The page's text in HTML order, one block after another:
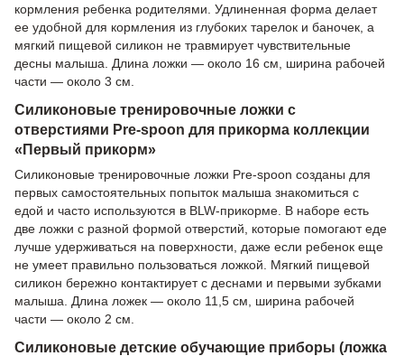
кормления ребенка родителями. Удлиненная форма делает
ее удобной для кормления из глубоких тарелок и баночек, а
мягкий пищевой силикон не травмирует чувствительные
десны малыша. Длина ложки — около 16 см, ширина рабочей
части — около 3 см.
Силиконовые тренировочные ложки с
отверстиями Pre-spoon для прикорма коллекции
«Первый прикорм»
Силиконовые тренировочные ложки Pre-spoon созданы для
первых самостоятельных попыток малыша знакомиться с
едой и часто используются в BLW-прикорме. В наборе есть
две ложки с разной формой отверстий, которые помогают еде
лучше удерживаться на поверхности, даже если ребенок еще
не умеет правильно пользоваться ложкой. Мягкий пищевой
силикон бережно контактирует с деснами и первыми зубками
малыша. Длина ложек — около 11,5 см, ширина рабочей
части — около 2 см.
Силиконовые детские обучающие приборы (ложка